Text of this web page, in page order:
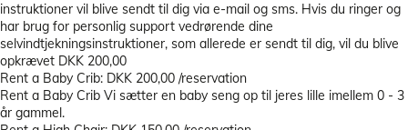
instruktioner vil blive sendt til dig via e-mail og sms. Hvis du ringer og
har brug for personlig support vedrørende dine
selvindtjekningsinstruktioner, som allerede er sendt til dig, vil du blive
opkrævet DKK 200,00
Rent a Baby Crib: DKK 200,00 /reservation
Rent a Baby Crib Vi sætter en baby seng op til jeres lille imellem 0 - 3
år gammel.